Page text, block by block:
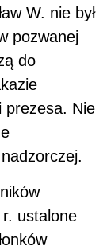
W. nie był
pozwanej
do
prezesa. Nie
r. ustalone